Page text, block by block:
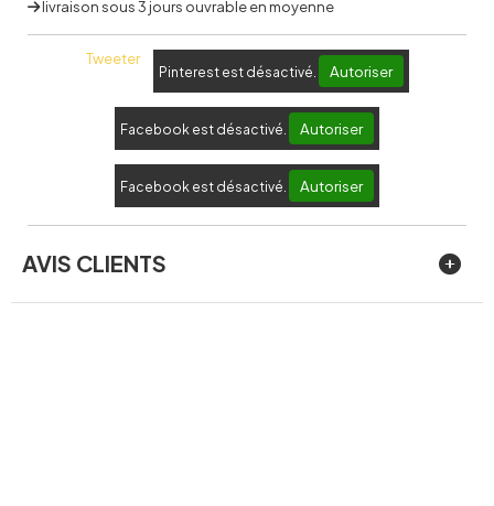
livraison sous 3 jours ouvrable en moyenne
Tweeter
Pinterest est désactivé. Autoriser
Facebook est désactivé. Autoriser
Facebook est désactivé. Autoriser
AVIS CLIENTS